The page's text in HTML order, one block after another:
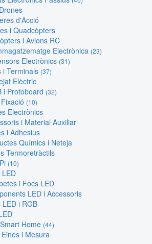
d'Acció
i Quadcòpters
i Avions RC
Electrònica (23)
Electrònics (31)
i Terminals (37)
Elèctric
i Protoboard (32)
(10)
Electrònics
i Material Auxiliar
i Adhesius
Químics i Neteja
Termoretràctils
(10)
LED
i Focs LED
LED i Accessoris
LED i RGB
Home (44)
Eines i Mesura